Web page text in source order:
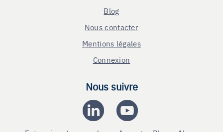
Blog
Nous contacter
Mentions légales
Connexion
Nous suivre